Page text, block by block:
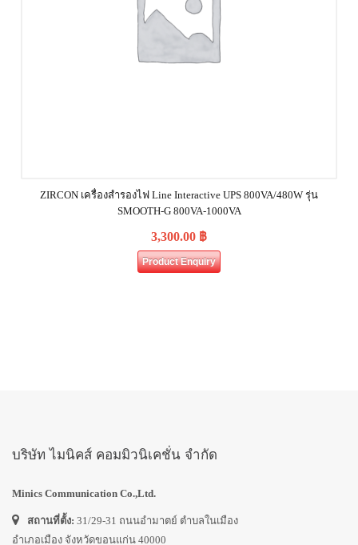
ZIRCON เครื่องสำรองไฟ Line Interactive UPS 800VA/480W รุ่น
SMOOTH-G 800VA-1000VA
3,300.00 ฿
Product Enquiry
บริษัท ไมนิคส์ คอมมิวนิเคชั่น จำกัด
Minics Communication Co.,Ltd.
สถานที่ตั้ง: 31/29-31 ถนนอำมาตย์ ตำบลในเมือง
อำเภอเมือง จังหวัดขอนแก่น 40000